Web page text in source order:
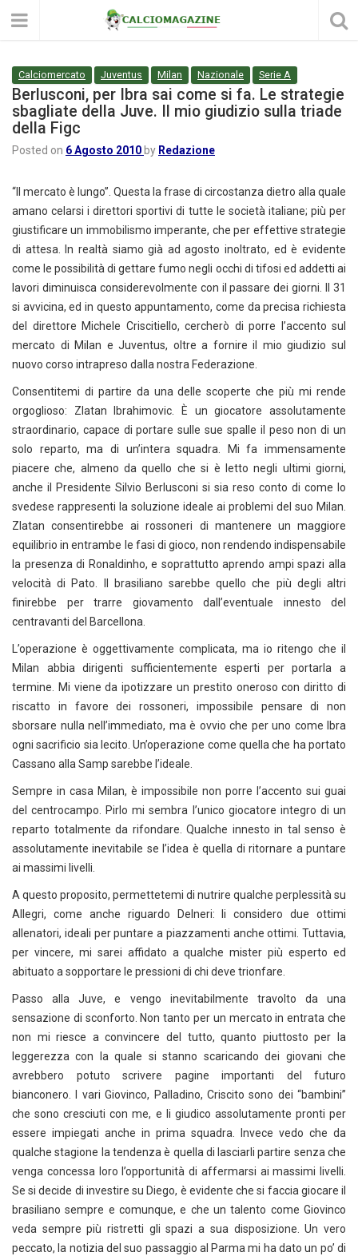
Calciomercato Juventus Milan Nazionale Serie A
Berlusconi, per Ibra sai come si fa. Le strategie
sbagliate della Juve. Il mio giudizio sulla triade
della Figc
Posted on 6 Agosto 2010 by Redazione
“Il mercato è lungo”. Questa la frase di circostanza dietro alla quale
amano celarsi i direttori sportivi di tutte le società italiane; più per
giustificare un immobilismo imperante, che per effettive strategie
di attesa. In realtà siamo già ad agosto inoltrato, ed è evidente
come le possibilità di gettare fumo negli occhi di tifosi ed addetti ai
lavori diminuisca considerevolmente con il passare dei giorni. Il 31
si avvicina, ed in questo appuntamento, come da precisa richiesta
del direttore Michele Criscitiello, cercherò di porre l’accento sul
mercato di Milan e Juventus, oltre a fornire il mio giudizio sul
nuovo corso intrapreso dalla nostra Federazione.
Consentitemi di partire da una delle scoperte che più mi rende
orgoglioso: Zlatan Ibrahimovic. È un giocatore assolutamente
straordinario, capace di portare sulle sue spalle il peso non di un
solo reparto, ma di un’intera squadra. Mi fa immensamente
piacere che, almeno da quello che si è letto negli ultimi giorni,
anche il Presidente Silvio Berlusconi si sia reso conto di come lo
svedese rappresenti la soluzione ideale ai problemi del suo Milan.
Zlatan consentirebbe ai rossoneri di mantenere un maggiore
equilibrio in entrambe le fasi di gioco, non rendendo indispensabile
la presenza di Ronaldinho, e soprattutto aprendo ampi spazi alla
velocità di Pato. Il brasiliano sarebbe quello che più degli altri
finirebbe per trarre giovamento dall’eventuale innesto del
centravanti del Barcellona.
L’operazione è oggettivamente complicata, ma io ritengo che il
Milan abbia dirigenti sufficientemente esperti per portarla a
termine. Mi viene da ipotizzare un prestito oneroso con diritto di
riscatto in favore dei rossoneri, impossibile pensare di non
sborsare nulla nell’immediato, ma è ovvio che per uno come Ibra
ogni sacrificio sia lecito. Un’operazione come quella che ha portato
Cassano alla Samp sarebbe l’ideale.
Sempre in casa Milan, è impossibile non porre l’accento sui guai
del centrocampo. Pirlo mi sembra l’unico giocatore integro di un
reparto totalmente da rifondare. Qualche innesto in tal senso è
assolutamente inevitabile se l’idea è quella di ritornare a puntare
ai massimi livelli.
A questo proposito, permettetemi di nutrire qualche perplessità su
Allegri, come anche riguardo Delneri: li considero due ottimi
allenatori, ideali per puntare a piazzamenti anche ottimi. Tuttavia,
per vincere, mi sarei affidato a qualche mister più esperto ed
abituato a sopportare le pressioni di chi deve trionfare.
Passo alla Juve, e vengo inevitabilmente travolto da una
sensazione di sconforto. Non tanto per un mercato in entrata che
non mi riesce a convincere del tutto, quanto piuttosto per la
leggerezza con la quale si stanno scaricando dei giovani che
avrebbero potuto scrivere pagine importanti del futuro
bianconero. I vari Giovinco, Palladino, Criscito sono dei “bambini”
che sono cresciuti con me, e li giudico assolutamente pronti per
essere impiegati anche in prima squadra. Invece vedo che da
qualche stagione la tendenza è quella di lasciarli partire senza che
venga concessa loro l’opportunità di affermarsi ai massimi livelli.
Se si decide di investire su Diego, è evidente che si faccia giocare il
brasiliano sempre e comunque, e che un talento come Giovinco
veda sempre più ristretti gli spazi a sua disposizione. Un vero
peccato, la notizia del suo passaggio al Parma mi ha dato un po’ di